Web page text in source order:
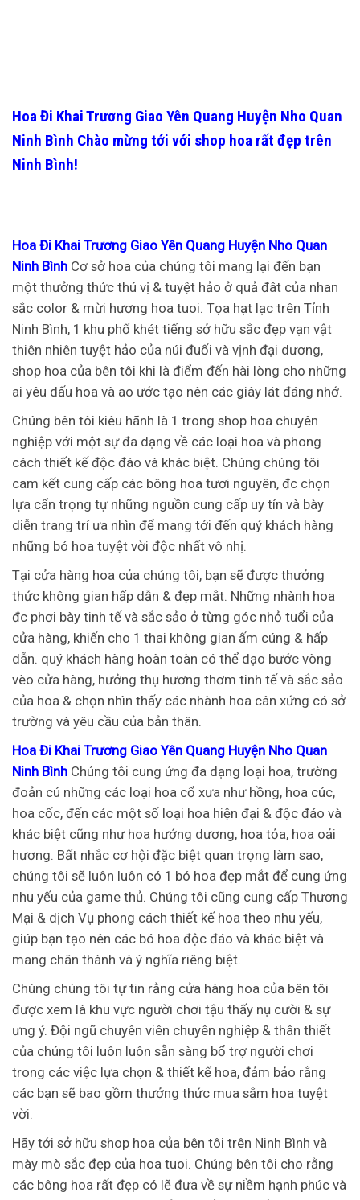
Hoa Đi Khai Trương Giao Yên Quang Huyện Nho Quan
Ninh Bình Chào mừng tới với shop hoa rất đẹp trên
Ninh Bình!
Hoa Đi Khai Trương Giao Yên Quang Huyện Nho Quan
Ninh Bình Cơ sở hoa của chúng tôi mang lại đến bạn
một thưởng thức thú vị & tuyệt hảo ở quả đât của nhan
sắc color & mừi hương hoa tuoi. Tọa hạt lạc trên Tỉnh
Ninh Bình, 1 khu phố khét tiếng sở hữu sắc đẹp vạn vật
thiên nhiên tuyệt hảo của núi đuối và vịnh đại dương,
shop hoa của bên tôi khi là điểm đến hài lòng cho những
ai yêu dấu hoa và ao ước tạo nên các giây lát đáng nhớ.
Chúng bên tôi kiêu hãnh là 1 trong shop hoa chuyên
nghiệp với một sự đa dạng về các loại hoa và phong
cách thiết kế độc đáo và khác biệt. Chúng chúng tôi
cam kết cung cấp các bông hoa tươi nguyên, đc chọn
lựa cẩn trọng tự những nguồn cung cấp uy tín và bày
diễn trang trí ưa nhìn để mang tới đến quý khách hàng
những bó hoa tuyệt vời độc nhất vô nhị.
Tại cửa hàng hoa của chúng tôi, bạn sẽ được thưởng
thức không gian hấp dẫn & đẹp mắt. Những nhành hoa
đc phơi bày tinh tế và sắc sảo ở từng góc nhỏ tuổi của
cửa hàng, khiến cho 1 thai không gian ấm cúng & hấp
dẫn. quý khách hàng hoàn toàn có thể dạo bước vòng
vèo cửa hàng, hưởng thụ hương thơm tinh tế và sắc sảo
của hoa & chọn nhìn thấy các nhành hoa cân xứng có sở
trường và yêu cầu của bản thân.
Hoa Đi Khai Trương Giao Yên Quang Huyện Nho Quan
Ninh Bình Chúng tôi cung ứng đa dạng loại hoa, trường
đoản cú những các loại hoa cổ xưa như hồng, hoa cúc,
hoa cốc, đến các một số loại hoa hiện đại & độc đáo và
khác biệt cũng như hoa hướng dương, hoa tỏa, hoa oải
hương. Bất nhắc cơ hội đặc biệt quan trọng làm sao,
chúng tôi sẽ luôn luôn có 1 bó hoa đẹp mắt để cung ứng
nhu yếu của game thủ. Chúng tôi cũng cung cấp Thương
Mại & dịch Vụ phong cách thiết kế hoa theo nhu yếu,
giúp bạn tạo nên các bó hoa độc đáo và khác biệt và
mang chân thành và ý nghĩa riêng biệt.
Chúng chúng tôi tự tin rằng cửa hàng hoa của bên tôi
được xem là khu vực người chơi tậu thấy nụ cười & sự
ưng ý. Đội ngũ chuyên viên chuyên nghiệp & thân thiết
của chúng tôi luôn luôn sẵn sàng bổ trợ người chơi
trong các việc lựa chọn & thiết kế hoa, đảm bảo rằng
các bạn sẽ bao gồm thưởng thức mua sắm hoa tuyệt
vời.
Hãy tới sở hữu shop hoa của bên tôi trên Ninh Bình và
mày mò sắc đẹp của hoa tuoi. Chúng bên tôi cho rằng
các bông hoa rất đẹp có lẽ đưa về sự niềm hạnh phúc và